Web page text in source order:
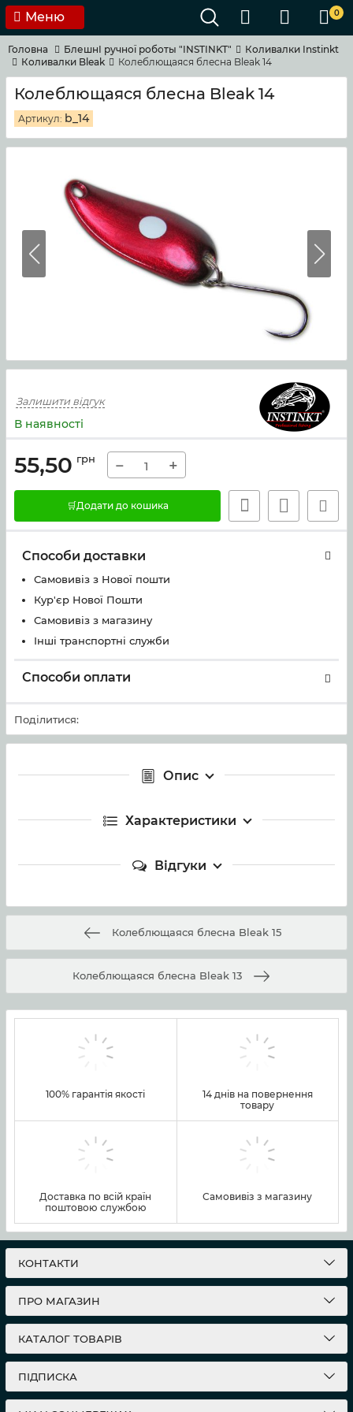
Меню 0
Головна БлешнI ручноï роботы "INSTINKT"
Коливалки Instinkt
Коливалки Bleak
Колеблющаяся блесна Bleak 14
Колеблющаяся блесна Bleak 14
Артикул: b_14
Залишити відгук
В наявності
55,50 грн − +
🛒Додати до кошика
Способи доставки
Самовивіз з Нової пошти
Кур'єр Нової Пошти
Самовивіз з магазину
Інші транспортні служби
Способи оплати
Поділитися:
Опис
Характеристики
Відгуки
Колеблющаяся блесна Bleak 15
Колеблющаяся блесна Bleak 13
100% гарантія якості
14 днів на повернення
товару
Доставка по всій країн
поштовою службою
Самовивіз з магазину
КОНТАКТИ
ПРО МАГАЗИН
КАТАЛОГ ТОВАРІВ
ПІДПИСКА